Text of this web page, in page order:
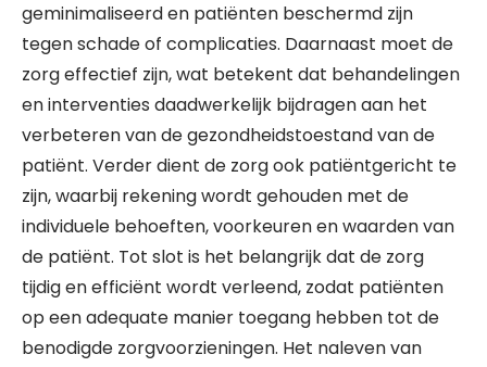
geminimaliseerd en patiënten beschermd zijn
tegen schade of complicaties. Daarnaast moet de
zorg effectief zijn, wat betekent dat behandelingen
en interventies daadwerkelijk bijdragen aan het
verbeteren van de gezondheidstoestand van de
patiënt. Verder dient de zorg ook patiëntgericht te
zijn, waarbij rekening wordt gehouden met de
individuele behoeften, voorkeuren en waarden van
de patiënt. Tot slot is het belangrijk dat de zorg
tijdig en efficiënt wordt verleend, zodat patiënten
op een adequate manier toegang hebben tot de
benodigde zorgvoorzieningen. Het naleven van